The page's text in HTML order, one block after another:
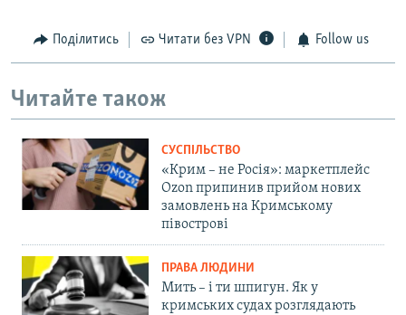
Поділитись Читати без VPN Follow us
Читайте також
СУСПІЛЬСТВО
«Крим – не Росія»: маркетплейс
Ozon припинив прийом нових
замовлень на Кримському
півострові
ПРАВА ЛЮДИНИ
Мить – і ти шпигун. Як у
кримських судах розглядають